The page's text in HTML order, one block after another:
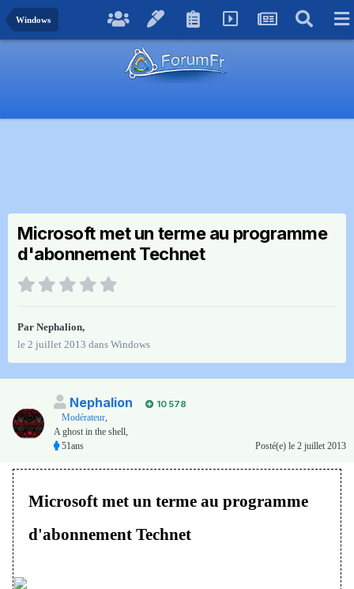
Windows
Microsoft met un terme au programme
d'abonnement Technet
Par Nephalion,
le 2 juillet 2013 dans Windows
Nephalion
10 578
Modérateur,
A ghost in the shell,
51ans
Posté(e) le 2 juillet 2013
Microsoft met un terme au programme
d'abonnement Technet